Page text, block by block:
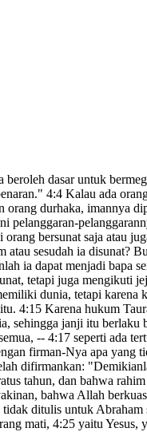
dasar untuk
" 4:4 Kalau ada
durhaka, imannya
pelanggaran-
bersunat saja atau
sesudah ia disunat?
ia dapat menjadi bapa
tetapi juga mengikuti
dunia, tetapi karena
4:15 Karena hukum
, sehingga janji itu berlaku
-- 4:17 seperti ada
firman-Nya apa yang
difirmankan:
tahun, dan bahwa
bahwa Allah
ditulis untuk Abraham
mati, 4:25 yaitu Yesus,